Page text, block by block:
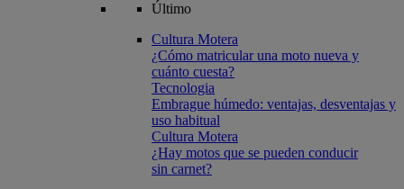
Último
Cultura Motera
¿Cómo matricular una moto nueva y
cuánto cuesta?
Tecnologia
Embrague húmedo: ventajas, desventajas y
uso habitual
Cultura Motera
¿Hay motos que se pueden conducir
sin carnet?